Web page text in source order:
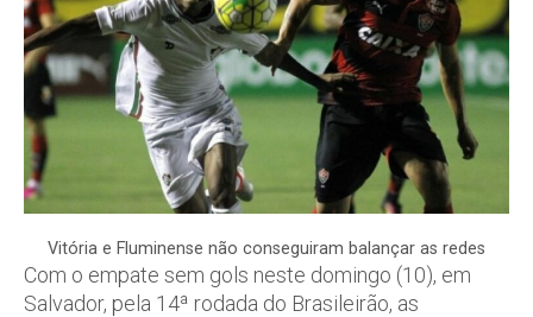
Vitória e Fluminense não conseguiram balançar as redes
Com o empate sem gols neste domingo (10), em
Salvador, pela 14ª rodada do Brasileirão, as